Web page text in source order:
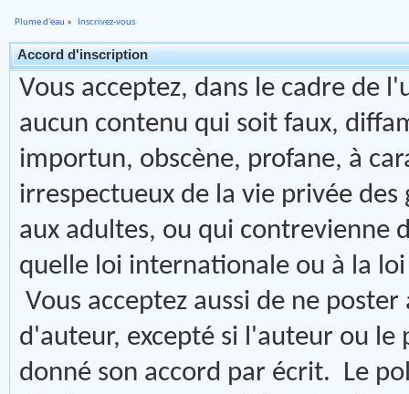
Plume d'eau » Inscrivez-vous
Accord d'inscription
Vous acceptez, dans le cadre de
aucun contenu qui soit faux,
importun, obscène, profane, à
irrespectueux de la vie privée
aux adultes, ou qui contrevienne
quelle loi internationale ou à la
Vous acceptez aussi de ne
d'auteur, excepté si l'auteur ou
donné son accord par écrit. Le